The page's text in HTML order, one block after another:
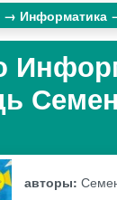
Информатика
авторы: